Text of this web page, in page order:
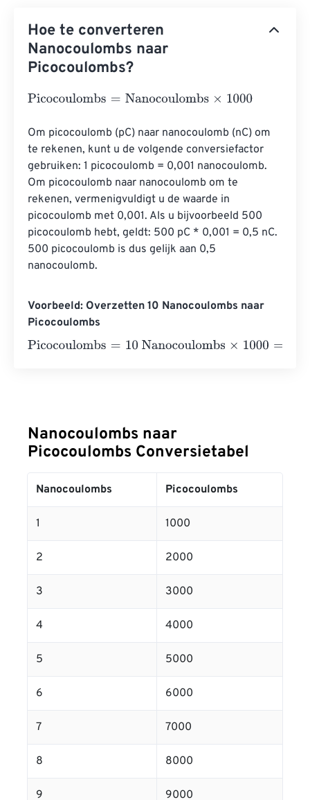
Hoe te converteren
Nanocoulombs naar
Picocoulombs?
Picocoulombs=Nanocoulombs×1000
Om picocoulomb (pC) naar nanocoulomb (nC) om
te rekenen, kunt u de volgende conversiefactor
gebruiken: 1 picocoulomb = 0,001 nanocoulomb.
Om picocoulomb naar nanocoulomb om te
rekenen, vermenigvuldigt u de waarde in
picocoulomb met 0,001. Als u bijvoorbeeld 500
picocoulomb hebt, geldt: 500 pC * 0,001 = 0,5 nC.
500 picocoulomb is dus gelijk aan 0,5
nanocoulomb.
Voorbeeld: Overzetten 10 Nanocoulombs naar
Picocoulombs
Picocoulombs=10 Nanocoulombs×1000=10000
Nanocoulombs naar
Picocoulombs Conversietabel
Nanocoulombs Picocoulombs
1 1000
2 2000
3 3000
4 4000
5 5000
6 6000
7 7000
8 8000
9 9000